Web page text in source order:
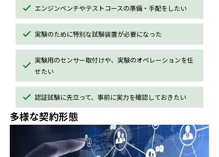
エンジンベンチやテストコースの準備・手配をしたい
実験のために特別な試験装置が必要になった
実験用のセンサー取付けや、実験のオペレーションを任
せたい
認証試験に先立って、事前に実力を確認しておきたい
多様な契約形態